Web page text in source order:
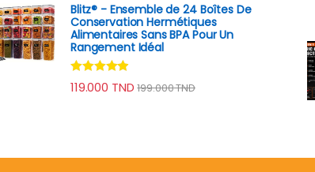
Blitz® - Ensemble de 24 Boîtes De
Conservation Hermétiques
Alimentaires Sans BPA Pour Un
Rangement Idéal
Note4.74
sur 5
119.000 TND 199.000TND